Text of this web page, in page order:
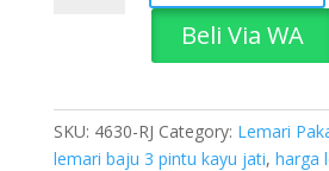
Jati
quantity
Beli Via WA
SKU: 4630-RJ Category: Lemari
lemari baju 3 pintu kayu jati, harga